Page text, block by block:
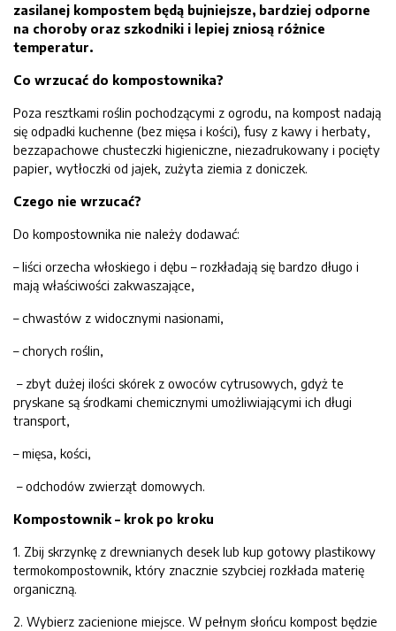
zasilanej kompostem będą bujniejsze, bardziej odporne
na choroby oraz szkodniki i lepiej zniosą różnice
temperatur.
Co wrzucać do kompostownika?
Poza resztkami roślin pochodzącymi z ogrodu, na kompost nadają
się odpadki kuchenne (bez mięsa i kości), fusy z kawy i herbaty,
bezzapachowe chusteczki higieniczne, niezadrukowany i pocięty
papier, wytłoczki od jajek, zużyta ziemia z doniczek.
Czego nie wrzucać?
Do kompostownika nie należy dodawać:
– liści orzecha włoskiego i dębu – rozkładają się bardzo długo i
mają właściwości zakwaszające,
– chwastów z widocznymi nasionami,
– chorych roślin,
– zbyt dużej ilości skórek z owoców cytrusowych, gdyż te
pryskane są środkami chemicznymi umożliwiającymi ich długi
transport,
– mięsa, kości,
– odchodów zwierząt domowych.
Kompostownik – krok po kroku
1. Zbij skrzynkę z drewnianych desek lub kup gotowy plastikowy
termokompostownik, który znacznie szybciej rozkłada materię
organiczną.
2. Wybierz zacienione miejsce. W pełnym słońcu kompost będzie